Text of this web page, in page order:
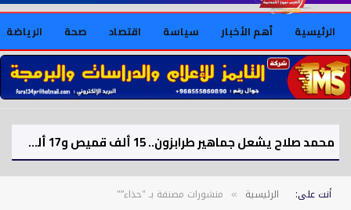
الرئيسية أهم الأخبار سياسة اقتصاد صحة الرياضة
محمد صلاح يشعل جماهير طرابزون.. 15 ألف قميص و17 ألف تذكرة موسمية بعد الصفقة
أنت على: الرئيسية » منشورات مصنفة بـ "حذاء”"